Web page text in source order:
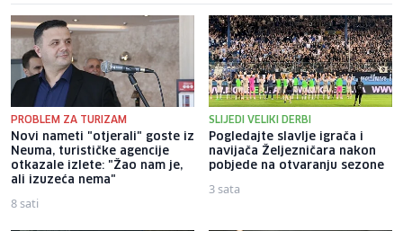
PROBLEM ZA TURIZAM
Novi nameti "otjerali" goste iz
Neuma, turističke agencije
otkazale izlete: "Žao nam je,
ali izuzeća nema"
8 sati
SLIJEDI VELIKI DERBI
Pogledajte slavlje igrača i
navijača Željezničara nakon
pobjede na otvaranju sezone
3 sata